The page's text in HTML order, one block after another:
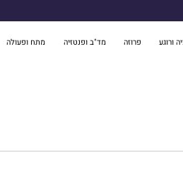
ורוגע פרוזה מד"ב ופנטזיה מתח ופעולה